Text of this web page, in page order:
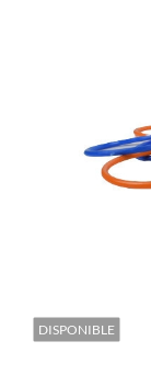
DISPONIBLE